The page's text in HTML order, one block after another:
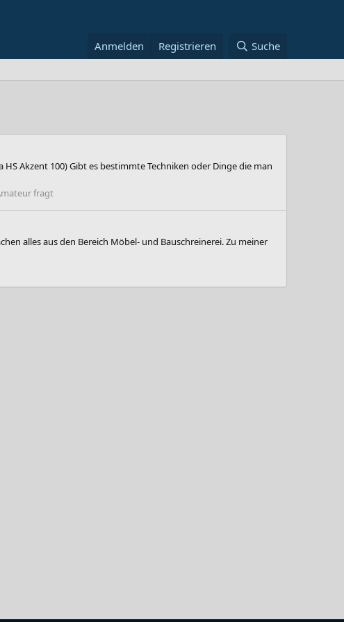
Anmelden Registrieren Suche
Akzent 100) Gibt es bestimmte Techniken oder Dinge die man
fragt
alles aus den Bereich Möbel- und Bauschreinerei. Zu meiner